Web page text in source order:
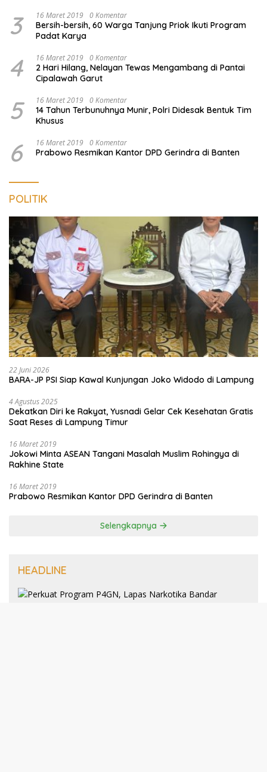
3 16 Maret 2019 0 Komentar
Bersih-bersih, 60 Warga Tanjung Priok Ikuti Program
Padat Karya
4 16 Maret 2019 0 Komentar
2 Hari Hilang, Nelayan Tewas Mengambang di Pantai
Cipalawah Garut
5 16 Maret 2019 0 Komentar
14 Tahun Terbunuhnya Munir, Polri Didesak Bentuk Tim
Khusus
6 16 Maret 2019 0 Komentar
Prabowo Resmikan Kantor DPD Gerindra di Banten
POLITIK
22 Juni 2026
BARA-JP PSI Siap Kawal Kunjungan Joko Widodo di Lampung
4 Agustus 2025
Dekatkan Diri ke Rakyat, Yusnadi Gelar Cek Kesehatan Gratis
Saat Reses di Lampung Timur
16 Maret 2019
Jokowi Minta ASEAN Tangani Masalah Muslim Rohingya di
Rakhine State
16 Maret 2019
Prabowo Resmikan Kantor DPD Gerindra di Banten
Selengkapnya
HEADLINE